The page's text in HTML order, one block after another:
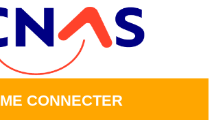
ME CONNECTER